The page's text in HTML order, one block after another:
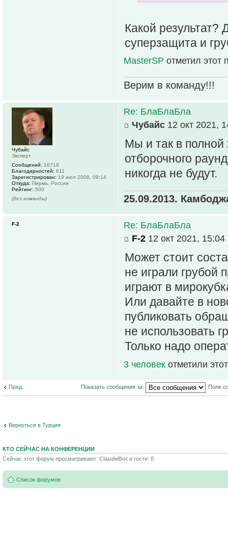
Какой
суперзащита и
MasterSP отметил этот
Верим в команду!!!
Re: БлаБлаБла
Чубайс 12 окт 2021,
Мы и так в полной
отборочного
никогда не будут.
25.09.2013.
Чубайс
Эксперт
Сообщений: 16718
Благодарностей: 611
Зарегистрирован: 19 июл 2008, 09:14
Откуда: Пермь, Россия
Рейтинг: 500
(без команды)
Re: БлаБлаБла
F-2 12 окт 2021, 15:04
Может стоит
не играли грубой
играют в
Или давайте в
публиковать
не использовать
Только надо
3 человек отметили
F-2
Пред. Показать сообщения за: Поле
Вернуться в Турция
КТО СЕЙЧАС НА КОНФЕРЕНЦИИ
Сейчас этот форум просматривают: ClaudeBot и гости: 0
Список форумов